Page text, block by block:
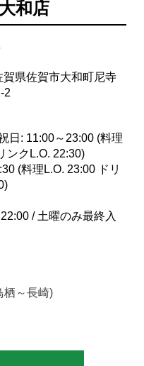
和店
賀県佐賀市大和町尼寺
2
日: 11:00～23:00 (料理
ンクL.O. 22:30)
(料理L.O. 23:00 ドリ
/ 土曜のみ最終入
栖～長崎)